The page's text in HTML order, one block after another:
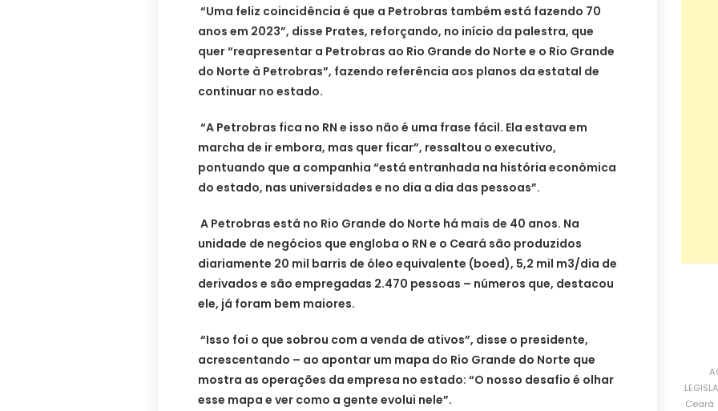
“Uma feliz coincidência é que a Petrobras também está fazendo 70
anos em 2023”, disse Prates, reforçando, no início da palestra, que
quer “reapresentar a Petrobras ao Rio Grande do Norte e o Rio Grande
do Norte à Petrobras”, fazendo referência aos planos da estatal de
continuar no estado.
“A Petrobras fica no RN e isso não é uma frase fácil. Ela estava em
marcha de ir embora, mas quer ficar”, ressaltou o executivo,
pontuando que a companhia “está entranhada na história econômica
do estado, nas universidades e no dia a dia das pessoas”.
A Petrobras está no Rio Grande do Norte há mais de 40 anos. Na
unidade de negócios que engloba o RN e o Ceará são produzidos
diariamente 20 mil barris de óleo equivalente (boed), 5,2 mil m3/dia de
derivados e são empregadas 2.470 pessoas – números que, destacou
ele, já foram bem maiores.
“Isso foi o que sobrou com a venda de ativos”, disse o presidente,
acrescentando – ao apontar um mapa do Rio Grande do Norte que
mostra as operações da empresa no estado: “O nosso desafio é olhar
esse mapa e ver como a gente evolui nele”.
Ceará